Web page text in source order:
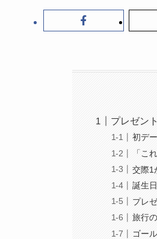
プレゼン
初デ
「こ
交際1
誕生
プレ
旅行
ゴー